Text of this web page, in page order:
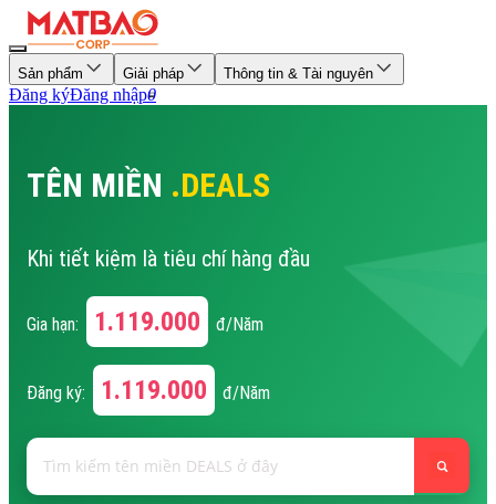
Sản phẩm Giải pháp Thông tin & Tài nguyên
Đăng kýĐăng nhập0
TÊN MIỀN .DEALS
Khi tiết kiệm là tiêu chí hàng đầu
Gia hạn: 1.119.000 đ/Năm
Đăng ký: 1.119.000 đ/Năm